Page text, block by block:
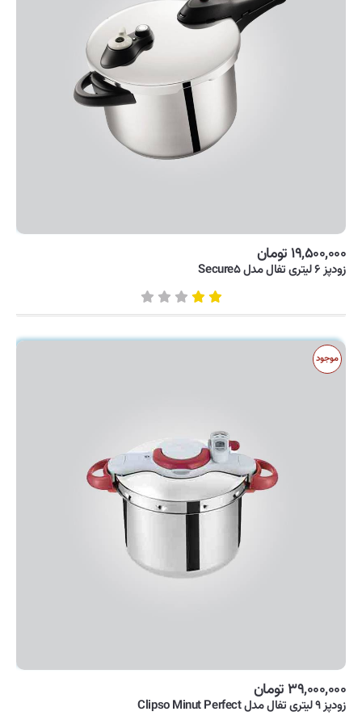
۱۹,۵۰۰,۰۰۰ تومان
زودپز ۶ لیتری تفال مدل Secure۵
موجود
۳۹,۰۰۰,۰۰۰ تومان
زودپز ۹ لیتری تفال مدل Clipso Minut Perfect